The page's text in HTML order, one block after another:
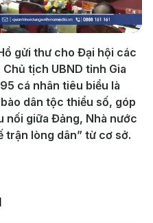
gửi thư cho Đại hội các
tịch UBND tỉnh Gia
cá nhân tiêu biểu là
dân tộc thiểu số, góp
nối giữa Đảng, Nhà nước
trận lòng dân” từ cơ sở.